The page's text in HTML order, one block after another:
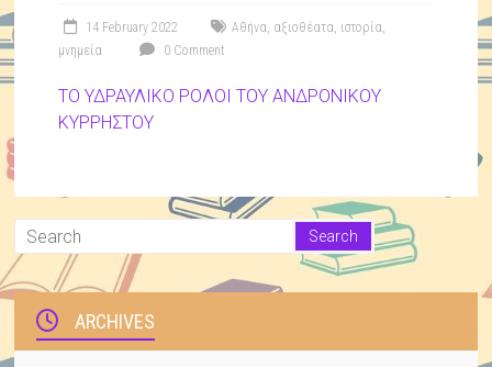
14 February 2022 Αθήνα, αξιοθέατα, ιστορία,
μνημεία
0 Comment
ΤΟ ΥΔΡΑΥΛΙΚΟ ΡΟΛΟΙ ΤΟΥ ΑΝΔΡΟΝΙΚΟΥ
ΚΥΡΡΗΣΤΟΥ
ARCHIVES